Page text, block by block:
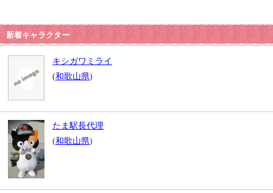
新着キャラクター
キシガワミライ
(和歌山県)
たま駅長代理
(和歌山県)